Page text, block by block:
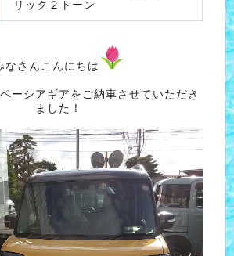
リック２トーン
なさんこんにちは
ーシアギアをご納車させていただき
ました！